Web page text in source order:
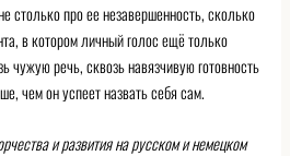
столько про ее незавершенность, сколько
в котором личный голос ещё только
чужую речь, сквозь навязчивую готовность
чем он успеет назвать себя сам.
и развития на русском и немецком